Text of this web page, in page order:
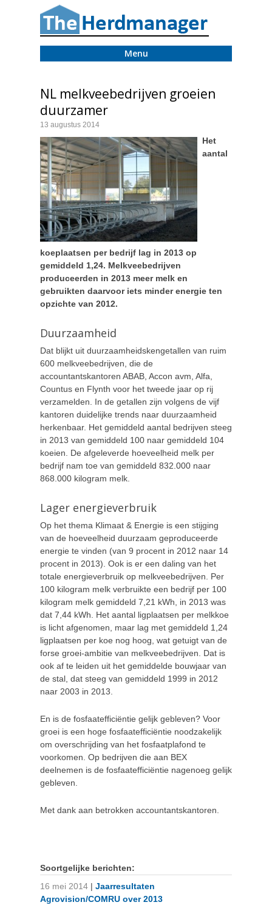
Menu
NL melkveebedrijven groeien
duurzamer
13 augustus 2014
Het
aantal
koeplaatsen per bedrijf lag in 2013 op
gemiddeld 1,24. Melkveebedrijven
produceerden in 2013 meer melk en
gebruikten daarvoor iets minder energie ten
opzichte van 2012.
Duurzaamheid
Dat blijkt uit duurzaamheidskengetallen van ruim
600 melkveebedrijven, die de
accountantskantoren ABAB, Accon avm, Alfa,
Countus en Flynth voor het tweede jaar op rij
verzamelden. In de getallen zijn volgens de vijf
kantoren duidelijke trends naar duurzaamheid
herkenbaar. Het gemiddeld aantal bedrijven steeg
in 2013 van gemiddeld 100 naar gemiddeld 104
koeien. De afgeleverde hoeveelheid melk per
bedrijf nam toe van gemiddeld 832.000 naar
868.000 kilogram melk.
Lager energieverbruik
Op het thema Klimaat & Energie is een stijging
van de hoeveelheid duurzaam geproduceerde
energie te vinden (van 9 procent in 2012 naar 14
procent in 2013). Ook is er een daling van het
totale energieverbruik op melkveebedrijven. Per
100 kilogram melk verbruikte een bedrijf per 100
kilogram melk gemiddeld 7,21 kWh, in 2013 was
dat 7,44 kWh. Het aantal ligplaatsen per melkkoe
is licht afgenomen, maar lag met gemiddeld 1,24
ligplaatsen per koe nog hoog, wat getuigt van de
forse groei-ambitie van melkveebedrijven. Dat is
ook af te leiden uit het gemiddelde bouwjaar van
de stal, dat steeg van gemiddeld 1999 in 2012
naar 2003 in 2013.
En is de fosfaatefficiëntie gelijk gebleven? Voor
groei is een hoge fosfaatefficiëntie noodzakelijk
om overschrijding van het fosfaatplafond te
voorkomen. Op bedrijven die aan BEX
deelnemen is de fosfaatefficiëntie nagenoeg gelijk
gebleven.
Met dank aan betrokken accountantskantoren.
Soortgelijke berichten:
16 mei 2014 | Jaarresultaten
Agrovision/COMRU over 2013